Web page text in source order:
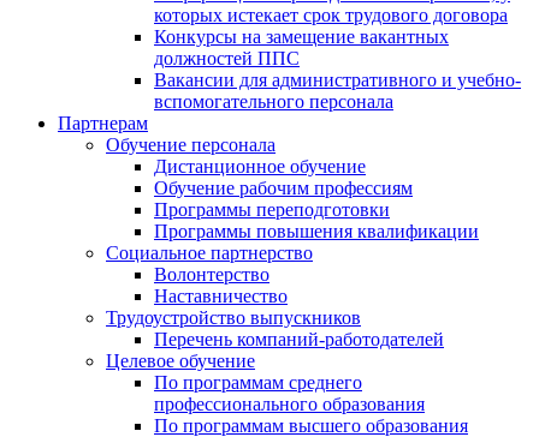
которых истекает срок трудового договора
Конкурсы на замещение вакантных
должностей ППС
Вакансии для административного и учебно-
вспомогательного персонала
Партнерам
Обучение персонала
Дистанционное обучение
Обучение рабочим профессиям
Программы переподготовки
Программы повышения квалификации
Социальное партнерство
Волонтерство
Наставничество
Трудоустройство выпускников
Перечень компаний-работодателей
Целевое обучение
По программам среднего
профессионального образования
По программам высшего образования